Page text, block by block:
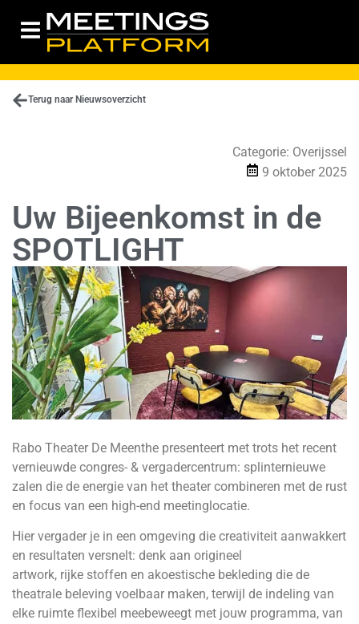
Terug naar Nieuwsoverzicht
Categorie: Overijssel
9 oktober 2025
Uw Bijeenkomst in de
SPOTLIGHT
Rabo Theater De Meenthe presenteert met trots het recent
vernieuwde congres- & vergadercentrum: splinternieuwe
zalen die de energie van het theater combineren met de rust
en focus van een high-end meetinglocatie.
Hier vergader je in een omgeving die creativiteit aanwakkert
en resultaten versnelt: denk aan origineel
artwork, rijke stoffen en akoestische bekleding die de
theatrale beleving voelbaar maken, terwijl de indeling van
elke ruimte flexibel meebeweegt met jouw programma, van